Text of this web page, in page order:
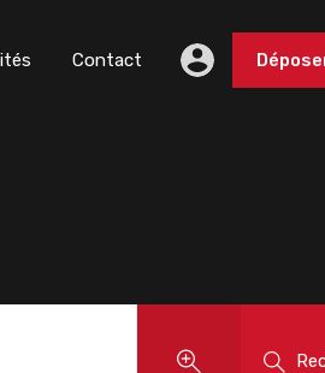
Contact